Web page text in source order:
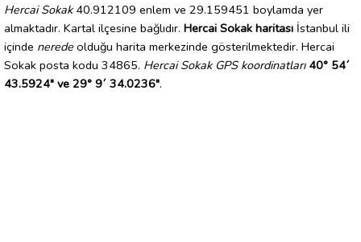
Hercai Sokak40.912109 enlem ve 29.159451 boylamda yer
almaktadır. Kartal ilçesine bağlıdır. Hercai Sokak haritası İstanbul ili
içinde nerede olduğu harita merkezinde gösterilmektedir. Hercai
Sokak posta kodu 34865. Hercai Sokak GPS koordinatları 40° 54´
43.5924" ve 29° 9´ 34.0236".